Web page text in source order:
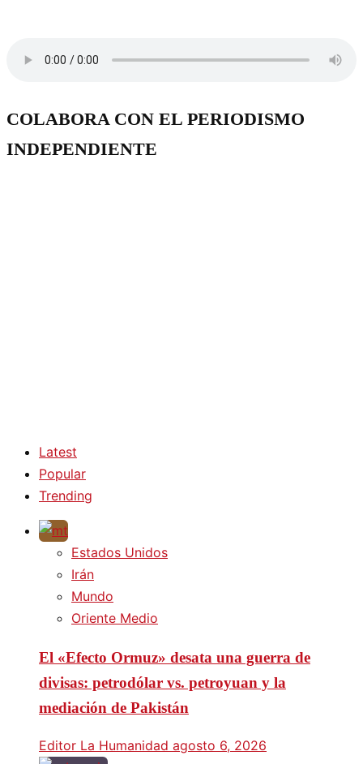
COLABORA CON EL PERIODISMO
INDEPENDIENTE
Latest
Popular
Trending
Estados Unidos
Irán
Mundo
Oriente Medio
El «Efecto Ormuz» desata una guerra de
divisas: petrodólar vs. petroyuan y la
mediación de Pakistán
Editor La Humanidad agosto 6, 2026